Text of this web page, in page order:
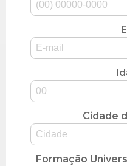
Cidade
Formação